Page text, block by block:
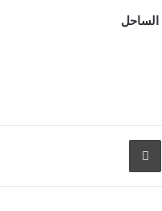
الساحل
عبر البريد طباعة